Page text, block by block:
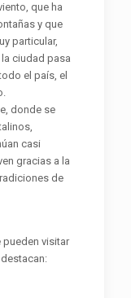
que ha
y que
particular,
ciudad pasa
el país, el
donde se
casi
gracias a la
de
visitar